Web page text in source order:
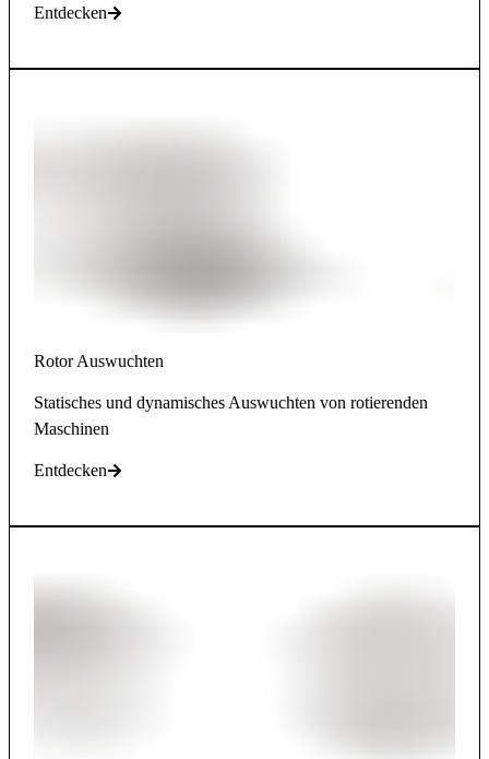
Entdecken
Rotor Auswuchten
Statisches und dynamisches Auswuchten von rotierenden
Maschinen
Entdecken